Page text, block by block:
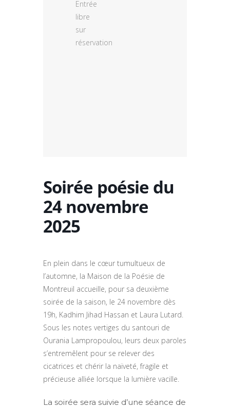
Entrée
libre
sur
réservation
Soirée poésie du
24 novembre
2025
En plein dans le cœur tumultueux de
l’automne, la Maison de la Poésie de
Montreuil accueille, pour sa deuxième
soirée de la saison, le 24 novembre dès
19h, Kadhim Jihad Hassan et Laura Lutard.
Sous les notes vertiges du santouri de
Ourania Lampropoulou, leurs deux paroles
s’entremêlent pour se relever des
cicatrices et chérir la naïveté, fragile et
précieuse alliée lorsque la lumière vacille.
La soirée sera suivie d’une séance de